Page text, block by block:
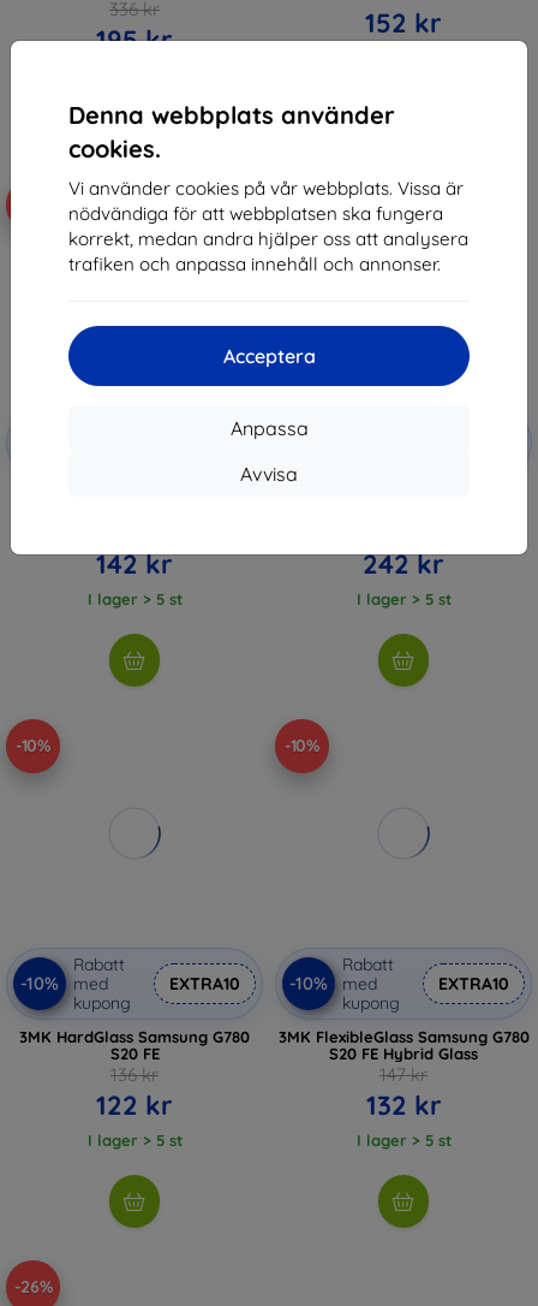
Denna webbplats använder
cookies.
Vi använder cookies på vår webbplats. Vissa är
nödvändiga för att webbplatsen ska fungera
korrekt, medan andra hjälper oss att analysera
trafiken och anpassa innehåll och annonser.
Acceptera
Anpassa
Avvisa
336 kr
195 kr 152 kr
EXTRA10
142 kr
I lager > 5 st
-10%
-10%
242 kr
I lager > 5 st
-10%
-10%
Rabatt
med
kupong
EXTRA10
3MK HardGlass Samsung G780
S20 FE
136 kr
122 kr
I lager > 5 st
-10%
-10%
Rabatt
med
kupong
EXTRA10
3MK FlexibleGlass Samsung G780
S20 FE Hybrid Glass
147 kr
132 kr
I lager > 5 st
-26%